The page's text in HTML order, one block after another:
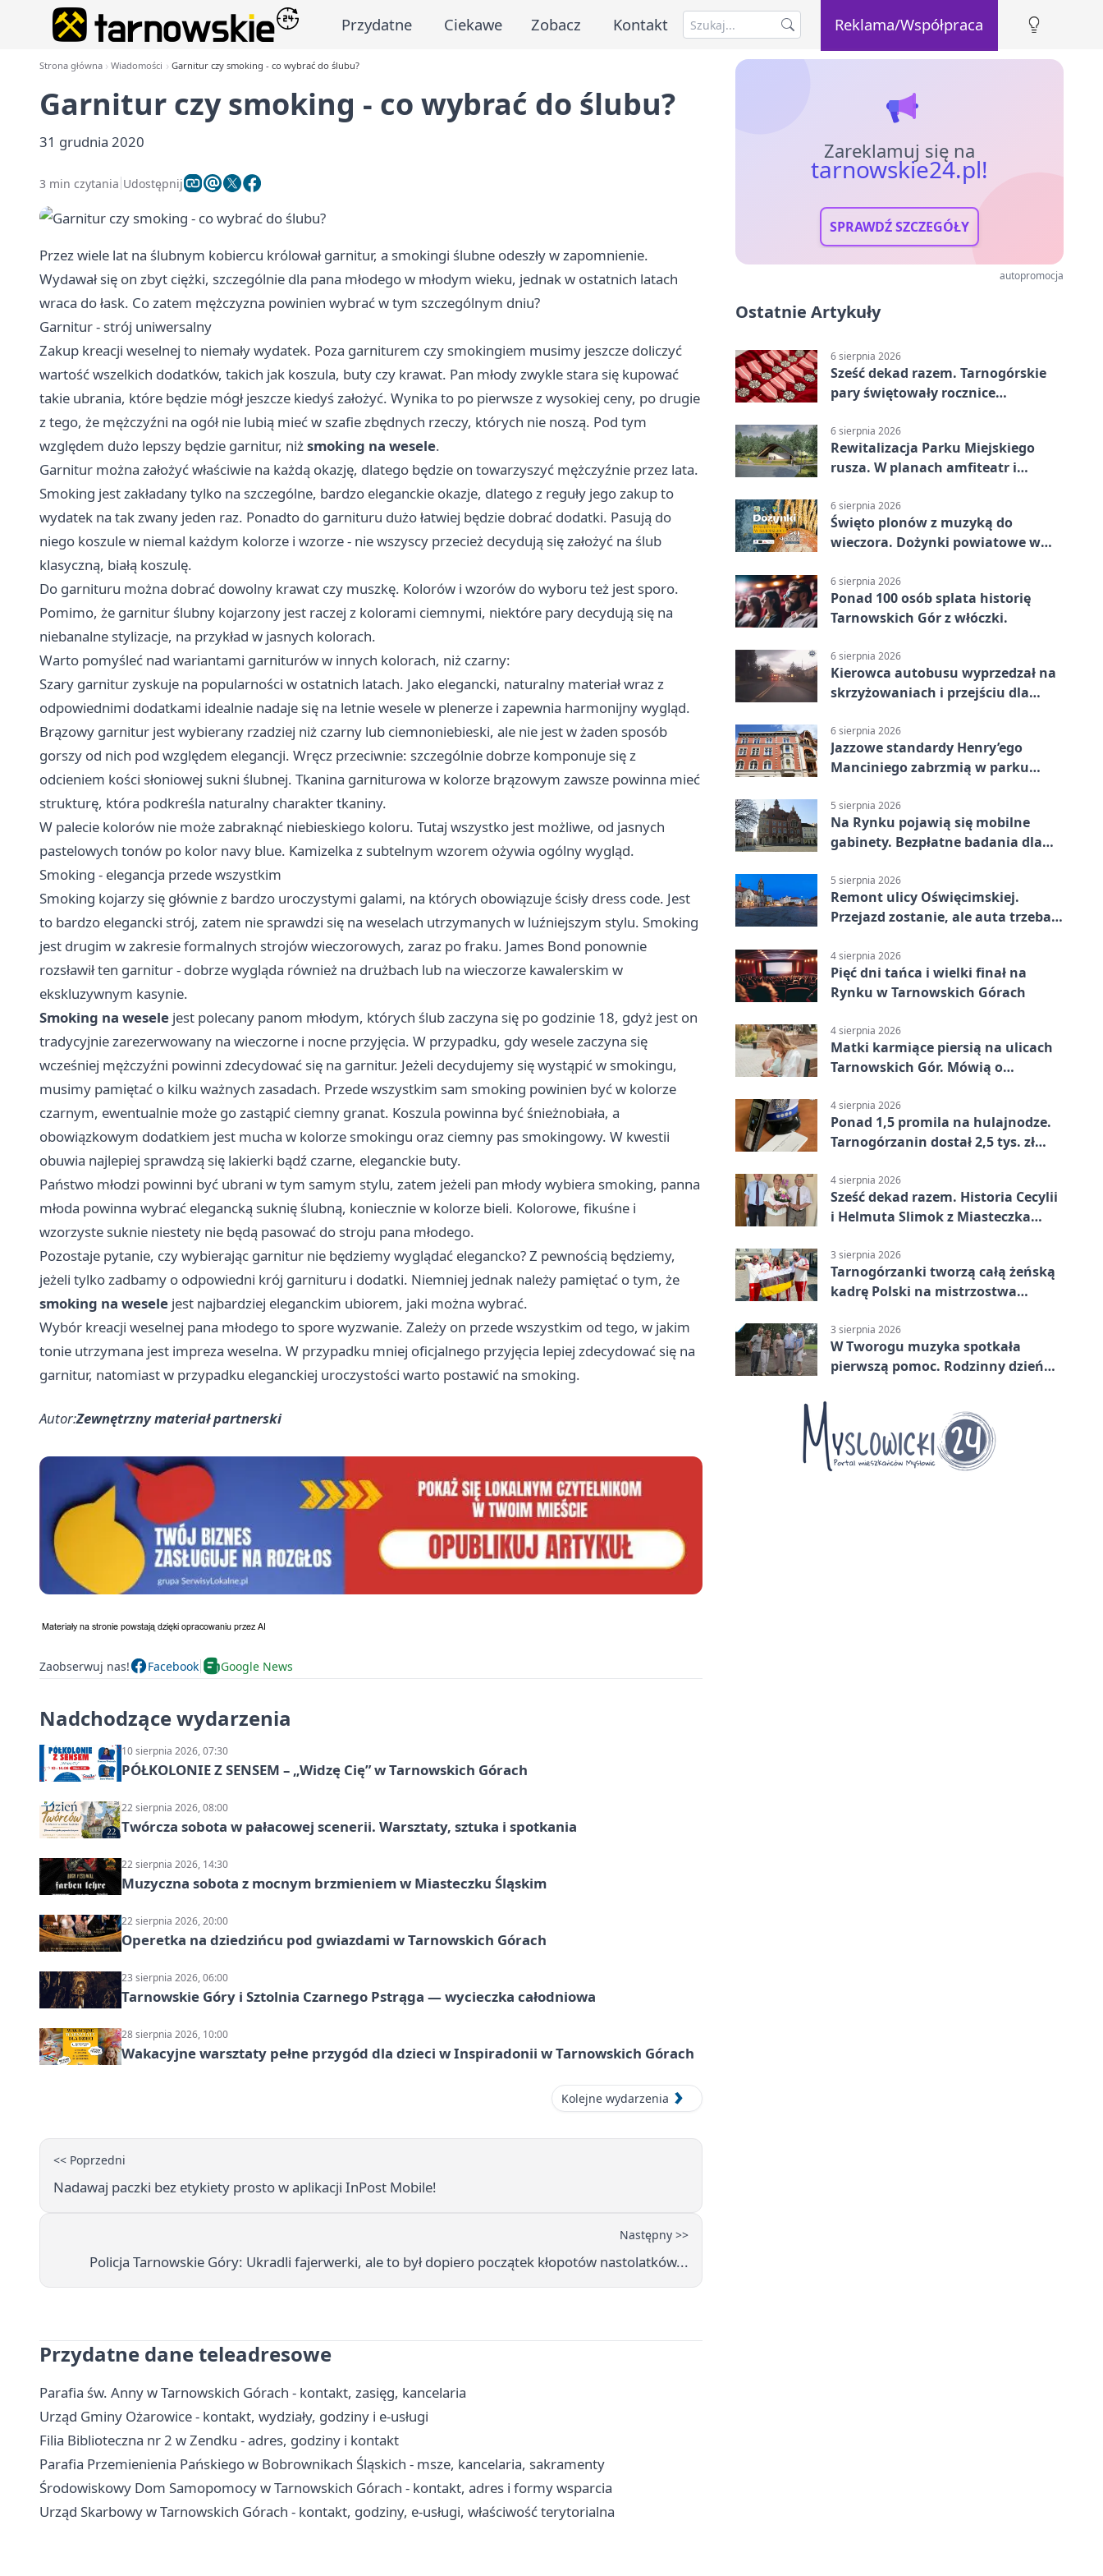
Przydatne Ciekawe Zobacz Kontakt Reklama/Współpraca
Strona główna Wiadomości Garnitur czy smoking - co wybrać do ślubu?
Garnitur czy smoking - co wybrać do ślubu?
31 grudnia 2020
3 min czytania Udostępnij
Przez wiele lat na ślubnym kobiercu królował garnitur, a smokingi ślubne odeszły w zapomnienie.
Wydawał się on zbyt ciężki, szczególnie dla pana młodego w młodym wieku, jednak w ostatnich latach
wraca do łask. Co zatem mężczyzna powinien wybrać w tym szczególnym dniu?
Garnitur - strój uniwersalny
Zakup kreacji weselnej to niemały wydatek. Poza garniturem czy smokingiem musimy jeszcze doliczyć
wartość wszelkich dodatków, takich jak koszula, buty czy krawat. Pan młody zwykle stara się kupować
takie ubrania, które będzie mógł jeszcze kiedyś założyć. Wynika to po pierwsze z wysokiej ceny, po drugie
z tego, że mężczyźni na ogół nie lubią mieć w szafie zbędnych rzeczy, których nie noszą. Pod tym
względem dużo lepszy będzie garnitur, niżsmoking na wesele.
Garnitur można założyć właściwie na każdą okazję, dlatego będzie on towarzyszyć mężczyźnie przez lata.
Smoking jest zakładany tylko na szczególne, bardzo eleganckie okazje, dlatego z reguły jego zakup to
wydatek na tak zwany jeden raz. Ponadto do garnituru dużo łatwiej będzie dobrać dodatki. Pasują do
niego koszule w niemal każdym kolorze i wzorze - nie wszyscy przecież decydują się założyć na ślub
klasyczną, białą koszulę.
Do garnituru można dobrać dowolny krawat czy muszkę. Kolorów i wzorów do wyboru też jest sporo.
Pomimo, że garnitur ślubny kojarzony jest raczej z kolorami ciemnymi, niektóre pary decydują się na
niebanalne stylizacje, na przykład w jasnych kolorach.
Warto pomyśleć nad wariantami garniturów w innych kolorach, niż czarny:
Szary garnitur zyskuje na popularności w ostatnich latach. Jako elegancki, naturalny materiał wraz z
odpowiednimi dodatkami idealnie nadaje się na letnie wesele w plenerze i zapewnia harmonijny wygląd.
Brązowy garnitur jest wybierany rzadziej niż czarny lub ciemnoniebieski, ale nie jest w żaden sposób
gorszy od nich pod względem elegancji. Wręcz przeciwnie: szczególnie dobrze komponuje się z
odcieniem kości słoniowej sukni ślubnej. Tkanina garniturowa w kolorze brązowym zawsze powinna mieć
strukturę, która podkreśla naturalny charakter tkaniny.
W palecie kolorów nie może zabraknąć niebieskiego koloru. Tutaj wszystko jest możliwe, od jasnych
pastelowych tonów po kolor navy blue. Kamizelka z subtelnym wzorem ożywia ogólny wygląd.
Smoking - elegancja przede wszystkim
Smoking kojarzy się głównie z bardzo uroczystymi galami, na których obowiązuje ścisły dress code. Jest
to bardzo elegancki strój, zatem nie sprawdzi się na weselach utrzymanych w luźniejszym stylu. Smoking
jest drugim w zakresie formalnych strojów wieczorowych, zaraz po fraku. James Bond ponownie
rozsławił ten garnitur - dobrze wygląda również na drużbach lub na wieczorze kawalerskim w
ekskluzywnym kasynie.
Smoking na wesele jest polecany panom młodym, których ślub zaczyna się po godzinie 18, gdyż jest on
tradycyjnie zarezerwowany na wieczorne i nocne przyjęcia. W przypadku, gdy wesele zaczyna się
wcześniej mężczyźni powinni zdecydować się na garnitur. Jeżeli decydujemy się wystąpić w smokingu,
musimy pamiętać o kilku ważnych zasadach. Przede wszystkim sam smoking powinien być w kolorze
czarnym, ewentualnie może go zastąpić ciemny granat. Koszula powinna być śnieżnobiała, a
obowiązkowym dodatkiem jest mucha w kolorze smokingu oraz ciemny pas smokingowy. W kwestii
obuwia najlepiej sprawdzą się lakierki bądź czarne, eleganckie buty.
Państwo młodzi powinni być ubrani w tym samym stylu, zatem jeżeli pan młody wybiera smoking, panna
młoda powinna wybrać elegancką suknię ślubną, koniecznie w kolorze bieli. Kolorowe, fikuśne i
wzorzyste suknie niestety nie będą pasować do stroju pana młodego.
Pozostaje pytanie, czy wybierając garnitur nie będziemy wyglądać elegancko? Z pewnością będziemy,
jeżeli tylko zadbamy o odpowiedni krój garnituru i dodatki. Niemniej jednak należy pamiętać o tym, że
smoking na wesele jest najbardziej eleganckim ubiorem, jaki można wybrać.
Wybór kreacji weselnej pana młodego to spore wyzwanie. Zależy on przede wszystkim od tego, w jakim
tonie utrzymana jest impreza weselna. W przypadku mniej oficjalnego przyjęcia lepiej zdecydować się na
garnitur, natomiast w przypadku eleganckiej uroczystości warto postawić na smoking.
Autor:Zewnętrzny materiał partnerski
Zaobserwuj nas! Facebook Google News
Nadchodzące wydarzenia
10 sierpnia 2026, 07:30
PÓŁKOLONIE Z SENSEM – „Widzę Cię” w Tarnowskich Górach
22 sierpnia 2026, 08:00
Twórcza sobota w pałacowej scenerii. Warsztaty, sztuka i spotkania
22 sierpnia 2026, 14:30
Muzyczna sobota z mocnym brzmieniem w Miasteczku Śląskim
22 sierpnia 2026, 20:00
Operetka na dziedzińcu pod gwiazdami w Tarnowskich Górach
23 sierpnia 2026, 06:00
Tarnowskie Góry i Sztolnia Czarnego Pstrąga — wycieczka całodniowa
28 sierpnia 2026, 10:00
Wakacyjne warsztaty pełne przygód dla dzieci w Inspiradonii w Tarnowskich Górach
Kolejne wydarzenia
<< Poprzedni
Nadawaj paczki bez etykiety prosto w aplikacji InPost Mobile!
Następny >>
Policja Tarnowskie Góry: Ukradli fajerwerki, ale to był dopiero początek kłopotów nastolatków...
Przydatne dane teleadresowe
Parafia św. Anny w Tarnowskich Górach - kontakt, zasięg, kancelaria
Urząd Gminy Ożarowice - kontakt, wydziały, godziny i e-usługi
Filia Biblioteczna nr 2 w Zendku - adres, godziny i kontakt
Parafia Przemienienia Pańskiego w Bobrownikach Śląskich - msze, kancelaria, sakramenty
Środowiskowy Dom Samopomocy w Tarnowskich Górach - kontakt, adres i formy wsparcia
Urząd Skarbowy w Tarnowskich Górach - kontakt, godziny, e-usługi, właściwość terytorialna
Zareklamuj się na
tarnowskie24.pl!
SPRAWDŹ SZCZEGÓŁY
autopromocja
Ostatnie Artykuły
6 sierpnia 2026
Sześć dekad razem. Tarnogórskie
pary świętowały rocznice
6 sierpnia 2026
Rewitalizacja Parku Miejskiego
rusza. W planach amfiteatr i
6 sierpnia 2026
Święto plonów z muzyką do
wieczora. Dożynki powiatowe w
6 sierpnia 2026
Ponad 100 osób splata historię
Tarnowskich Gór z włóczki.
6 sierpnia 2026
Kierowca autobusu wyprzedzał na
skrzyżowaniach i przejściu dla
6 sierpnia 2026
Jazzowe standardy Henry’ego
Manciniego zabrzmią w parku
5 sierpnia 2026
Na Rynku pojawią się mobilne
gabinety. Bezpłatne badania dla
5 sierpnia 2026
Remont ulicy Oświęcimskiej.
Przejazd zostanie, ale auta trzeba
4 sierpnia 2026
Pięć dni tańca i wielki finał na
Rynku w Tarnowskich Górach
4 sierpnia 2026
Matki karmiące piersią na ulicach
Tarnowskich Gór. Mówią o
4 sierpnia 2026
Ponad 1,5 promila na hulajnodze.
Tarnogórzanin dostał 2,5 tys. zł
4 sierpnia 2026
Sześć dekad razem. Historia Cecylii
i Helmuta Slimok z Miasteczka
3 sierpnia 2026
Tarnogórzanki tworzą całą żeńską
kadrę Polski na mistrzostwa
3 sierpnia 2026
W Tworogu muzyka spotkała
pierwszą pomoc. Rodzinny dzień